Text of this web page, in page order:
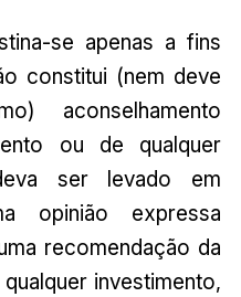
se apenas a fins
constitui (nem deve
aconselhamento
ou de qualquer
ser levado em
opinião expressa
recomendação da
investimento,